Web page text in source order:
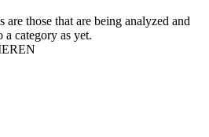
are those that are being analyzed and
a category as yet.